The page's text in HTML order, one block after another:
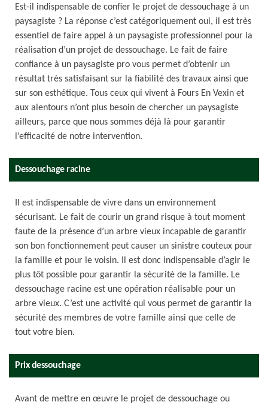
Est-il indispensable de confier le projet de dessouchage à un
paysagiste ? La réponse c’est catégoriquement oui, il est très
essentiel de faire appel à un paysagiste professionnel pour la
réalisation d’un projet de dessouchage. Le fait de faire
confiance à un paysagiste pro vous permet d’obtenir un
résultat très satisfaisant sur la fiabilité des travaux ainsi que
sur son esthétique. Tous ceux qui vivent à Fours En Vexin et
aux alentours n’ont plus besoin de chercher un paysagiste
ailleurs, parce que nous sommes déjà là pour garantir
l’efficacité de notre intervention.
Dessouchage racine
Il est indispensable de vivre dans un environnement
sécurisant. Le fait de courir un grand risque à tout moment
faute de la présence d’un arbre vieux incapable de garantir
son bon fonctionnement peut causer un sinistre couteux pour
la famille et pour le voisin. Il est donc indispensable d’agir le
plus tôt possible pour garantir la sécurité de la famille. Le
dessouchage racine est une opération réalisable pour un
arbre vieux. C’est une activité qui vous permet de garantir la
sécurité des membres de votre famille ainsi que celle de
tout votre bien.
Prix dessouchage
Avant de mettre en œuvre le projet de dessouchage ou